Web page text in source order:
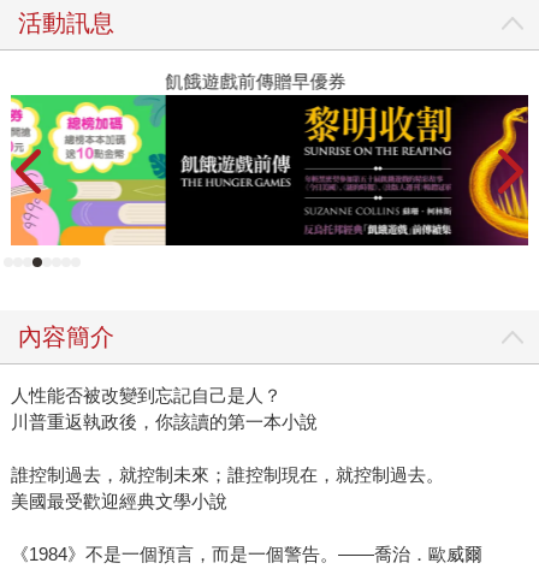
活動訊息
飢餓遊戲前傳贈早優券
內容簡介
人性能否被改變到忘記自己是人？
川普重返執政後，你該讀的第一本小說
誰控制過去，就控制未來；誰控制現在，就控制過去。
美國最受歡迎經典文學小說
《1984》不是一個預言，而是一個警告。――喬治．歐威爾